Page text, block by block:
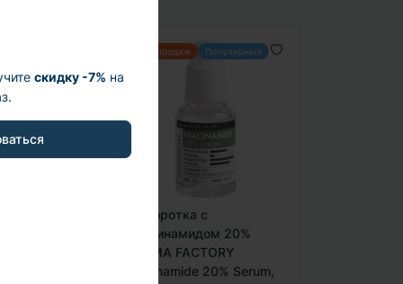
скидку -7% на
Хит продаж Популярный
Сыворотка с
ниацинамидом 20%
DERMA FACTORY
Niacinamide 20% Serum,